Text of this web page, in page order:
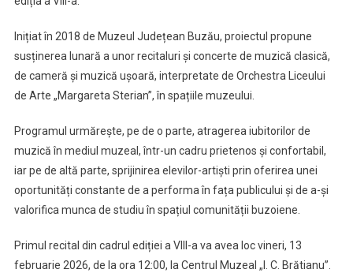
Inițiat în 2018 de Muzeul Județean Buzău, proiectul propune
susținerea lunară a unor recitaluri și concerte de muzică clasică,
de cameră și muzică ușoară, interpretate de Orchestra Liceului
de Arte „Margareta Sterian”, în spațiile muzeului.
Programul urmărește, pe de o parte, atragerea iubitorilor de
muzică în mediul muzeal, într-un cadru prietenos și confortabil,
iar pe de altă parte, sprijinirea elevilor-artiști prin oferirea unei
oportunități constante de a performa în fața publicului și de a-și
valorifica munca de studiu în spațiul comunității buzoiene.
Primul recital din cadrul ediției a VIII-a va avea loc vineri, 13
februarie 2026, de la ora 12:00, la Centrul Muzeal „I. C. Brătianu”.